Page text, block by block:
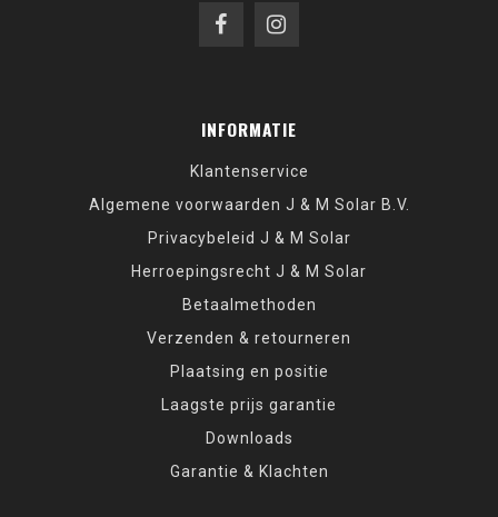
INFORMATIE
Klantenservice
Algemene voorwaarden J & M Solar B.V.
Privacybeleid J & M Solar
Herroepingsrecht J & M Solar
Betaalmethoden
Verzenden & retourneren
Plaatsing en positie
Laagste prijs garantie
Downloads
Garantie & Klachten